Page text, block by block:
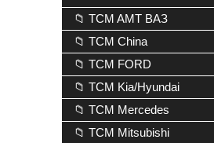
📁 TCM AMT ВАЗ
📁 TCM China
📁 TCM FORD
📁 TCM Kia/Hyundai
📁 TCM Mercedes
📁 TCM Mitsubishi